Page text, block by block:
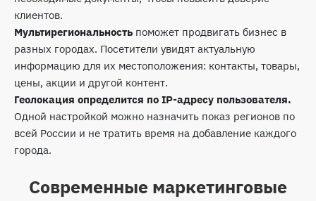
клиентов.
Мультирегиональность поможет продвигать бизнес в
разных городах. Посетители увидят актуальную
информацию для их местоположения: контакты, товары,
цены, акции и другой контент.
Геолокация определится по IP-адресу пользователя.
Одной настройкой можно назначить показ регионов по
всей России и не тратить время на добавление каждого
города.
Современные маркетинговые